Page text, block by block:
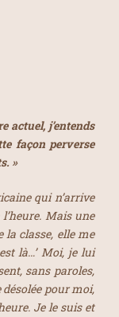
actuel, j’entends
façon perverse
»
qui n’arrive
Mais une
la classe, elle me
là…’ Moi, je lui
sans paroles,
pour moi,
Je le suis et